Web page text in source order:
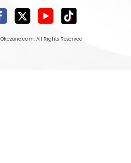
Okezone.com, All Rights Reserved